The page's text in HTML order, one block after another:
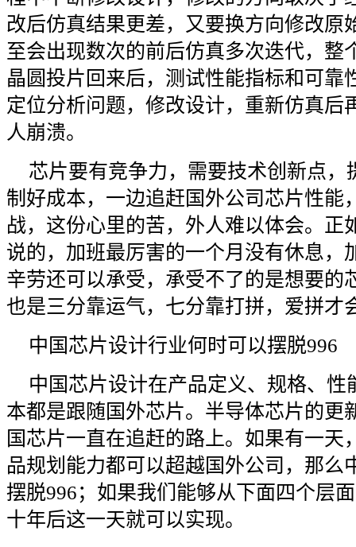
改后仿真结果更差，又要换方向修改原
至会出现数次的前后仿真多次迭代，整
晶圆投片回来后，测试性能指标和可靠
定位分析问题，修改设计，重新仿真后
人崩溃。
芯片要有竞争力，需要技术创新点，
制好成本，一边追赶国外公司芯片性能
战，这份心里的苦，外人难以体会。正
说的，加班最厉害的一个月没有休息，
辛劳还可以承受，承受不了的是想要的
也是三分靠运气，七分靠打拼，爱拼才
中国芯片设计行业何时可以摆脱996
中国芯片设计在产品定义、规格、
本都是跟随国外芯片。半导体芯片的更
国芯片一直在追赶的路上。如果有一天
品规划能力都可以超越国外公司，那么
摆脱996；如果我们能够从下面四个层
十年后这一天就可以实现。